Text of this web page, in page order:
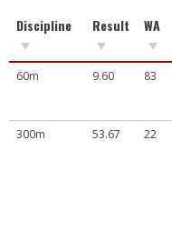
Discipline Result WA
60m 9.60 83
300m
53.67 22